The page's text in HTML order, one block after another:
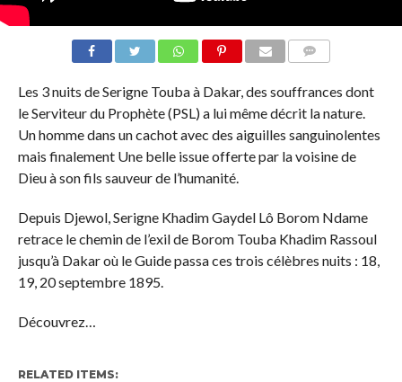
Les 3 nuits de Serigne Touba à Dakar, des souffrances dont
le Serviteur du Prophète (PSL) a lui même décrit la nature.
Un homme dans un cachot avec des aiguilles sanguinolentes
mais finalement Une belle issue offerte par la voisine de
Dieu à son fils sauveur de l’humanité.
Depuis Djewol, Serigne Khadim Gaydel Lô Borom Ndame
retrace le chemin de l’exil de Borom Touba Khadim Rassoul
jusqu’à Dakar où le Guide passa ces trois célèbres nuits : 18,
19, 20 septembre 1895.
Découvrez…
RELATED ITEMS: